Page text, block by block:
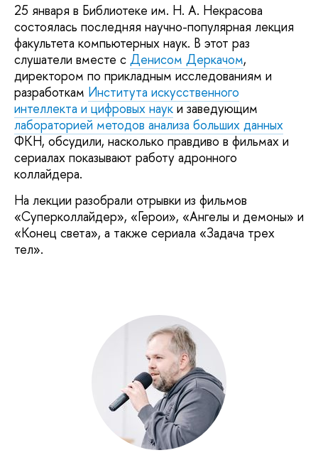
25 января в Библиотеке им. Н. А. Некрасова
состоялась последняя научно-популярная лекция
факультета компьютерных наук. В этот раз
слушатели вместе с Денисом Деркачом,
директором по прикладным исследованиям и
разработкам Института искусственного
интеллекта и цифровых наук и заведующим
лабораторией методов анализа больших данных
ФКН, обсудили, насколько правдиво в фильмах и
сериалах показывают работу адронного
коллайдера.
На лекции разобрали отрывки из фильмов
«Суперколлайдер», «Герои», «Ангелы и демоны» и
«Конец света», а также сериала «Задача трех
тел».